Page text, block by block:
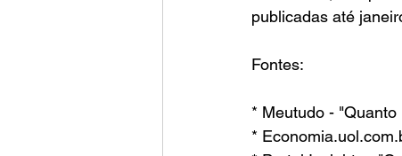
publicadas até
Fontes:
* Meutudo -
*